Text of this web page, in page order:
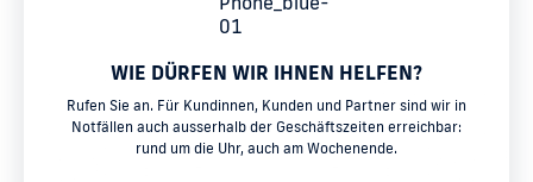
WIE DÜRFEN WIR IHNEN HELFEN?
Rufen Sie an. Für Kundinnen, Kunden und Partner sind wir in
Notfällen auch ausserhalb der Geschäftszeiten erreichbar:
rund um die Uhr, auch am Wochenende.